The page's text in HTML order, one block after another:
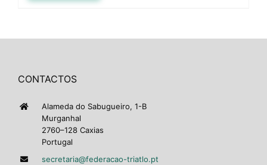
CONTACTOS
Alameda do Sabugueiro, 1-B
Murganhal
2760–128 Caxias
Portugal
secretaria@federacao-triatlo.pt